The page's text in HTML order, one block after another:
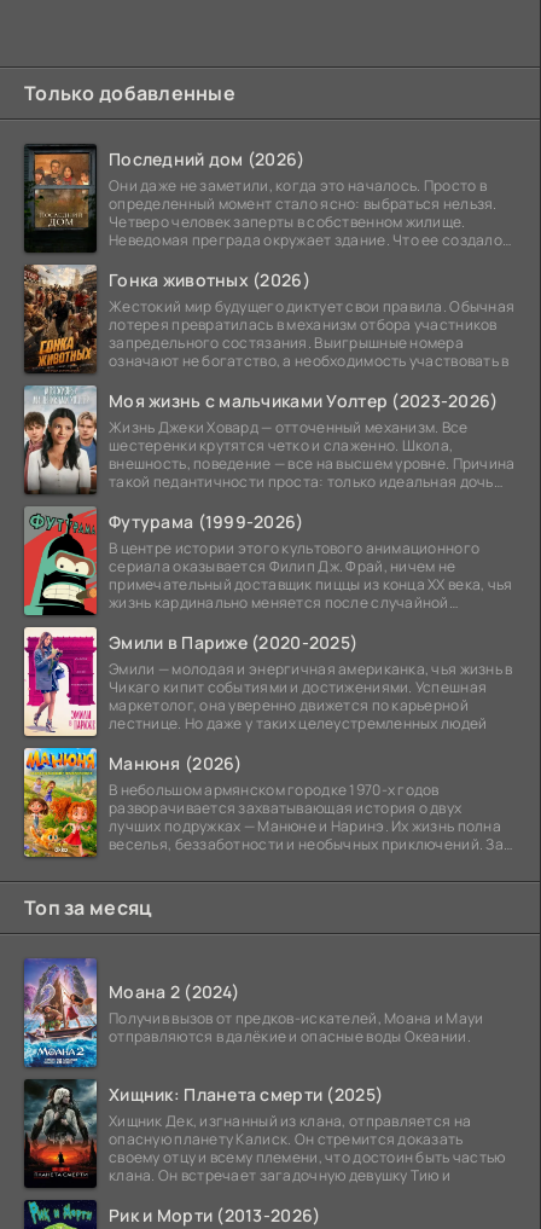
Только добавленные
Последний дом (2026)
Они даже не заметили, когда это началось. Просто в
определенный момент стало ясно: выбраться нельзя.
Четверо человек заперты в собственном жилище.
Неведомая преграда окружает здание. Что ее создало
Гонка животных (2026)
Жестокий мир будущего диктует свои правила. Обычная
лотерея превратилась в механизм отбора участников
запредельного состязания. Выигрышные номера
означают не богатство, а необходимость участвовать в
Моя жизнь с мальчиками Уолтер (2023-2026)
Жизнь Джеки Ховард — отточенный механизм. Все
шестеренки крутятся четко и слаженно. Школа,
внешность, поведение — все на высшем уровне. Причина
такой педантичности проста: только идеальная дочь
Футурама (1999-2026)
В центре истории этого культового анимационного
сериала оказывается Филип Дж. Фрай, ничем не
примечательный доставщик пиццы из конца XX века, чья
жизнь кардинально меняется после случайной
Эмили в Париже (2020-2025)
Эмили — молодая и энергичная американка, чья жизнь в
Чикаго кипит событиями и достижениями. Успешная
маркетолог, она уверенно движется по карьерной
лестнице. Но даже у таких целеустремленных людей
Манюня (2026)
В небольшом армянском городке 1970-х годов
разворачивается захватывающая история о двух
лучших подружках — Манюне и Наринэ. Их жизнь полна
веселья, беззаботности и необычных приключений. За
Топ за месяц
Моана 2 (2024)
Получив вызов от предков-искателей, Моана и Мауи
отправляются в далёкие и опасные воды Океании.
Хищник: Планета смерти (2025)
Хищник Дек, изгнанный из клана, отправляется на
опасную планету Калиск. Он стремится доказать
своему отцу и всему племени, что достоин быть частью
клана. Он встречает загадочную девушку Тию и
Рик и Морти (2013-2026)